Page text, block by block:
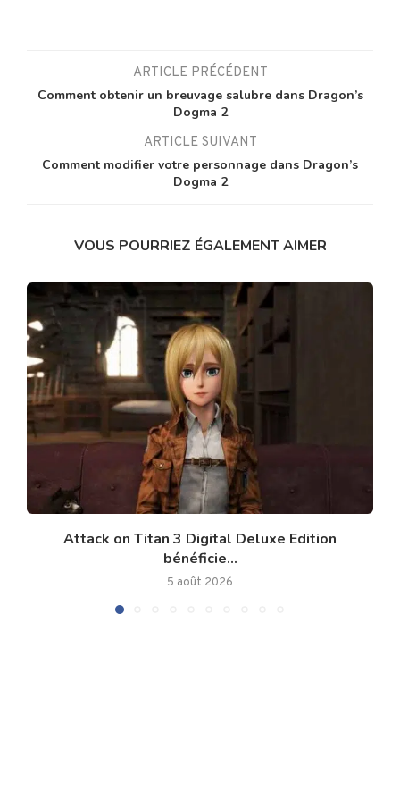
ARTICLE PRÉCÉDENT
Comment obtenir un breuvage salubre dans Dragon’s
Dogma 2
ARTICLE SUIVANT
Comment modifier votre personnage dans Dragon’s
Dogma 2
VOUS POURRIEZ ÉGALEMENT AIMER
Attack on Titan 3 Digital Deluxe Edition
bénéficie...
5 août 2026